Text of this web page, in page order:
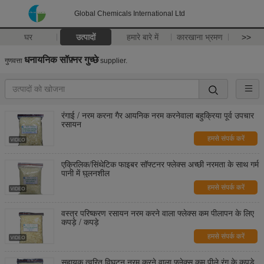
Global Chemicals International Ltd
घर उत्पादों हमारे बारे में कारखाना भ्रमण >>
गुणवत्ता धनायनिक सॉफ़्नर गुच्छेsupplier.
रंगाई / नरम करना गैर आयनिक नरम करनेवाला बहुक्रिया पूर्व उपचार
रसायन
हमसे संपर्क करें
एक्रिलिक/सिंथेटिक फाइबर सॉफ्टनर फ्लेक्स अच्छी नरमता के साथ गर्म
पानी में घुलनशील
हमसे संपर्क करें
वस्त्र परिष्करण रसायन नरम करने वाला फ्लेक्स कम पीलापन के लिए
कपड़े / कपड़े
हमसे संपर्क करें
सहायक त्वरित विघटन नरम करने वाला फ्लेक्स कम पीले रंग के कपड़े